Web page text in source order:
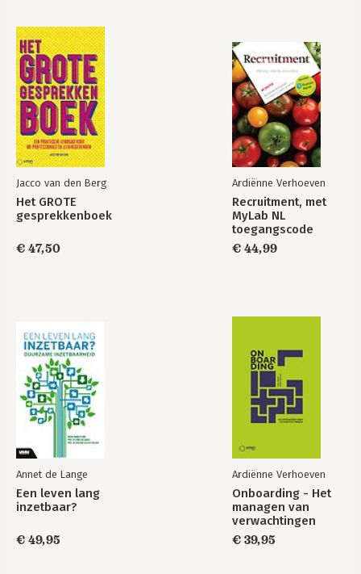
fuel Energy Reactors (SAMOSAFER) 565
21. Stable salt fast reactor
22. EXODYS Molten Chloride Fast Reactor
23. Copenhagen Atomics waste burner
24. Seaborg Technologies ApS - Compact Molten Salt Reactor
(CMSR) Power Barge
25. Dual-fluid reactor
26. Kairos Power Pebble Bed Reactor
27. TerraPower Fast Chloride Reactor
Jacco van den Berg
Het GROTE
gesprekkenboek
€ 47,50
Ardiënne Verhoeven
Recruitment, met
MyLab NL
toegangscode
€ 44,99
Annet de Lange
Een leven lang
inzetbaar?
€ 49,95
Ardiënne Verhoeven
Onboarding - Het
managen van
verwachtingen
€ 39,95